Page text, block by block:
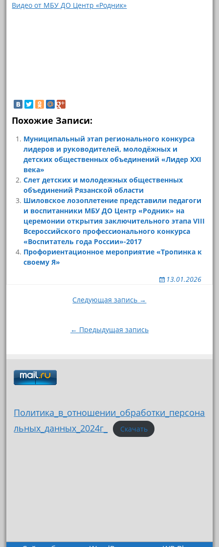
Видео от МБУ ДО Центр «Родник»
Похожие Записи:
Муниципальный этап регионального конкурса
лидеров и руководителей, молодёжных и
детских общественных объединений «Лидер XXI
века»
Слет детских и молодежных общественных
объединений Рязанской области
Шиловское лозоплетение представили педагоги
и воспитанники МБУ ДО Центр «Родник» на
церемонии открытия заключительного этапа VIII
Всероссийского профессионального конкурса
«Воспитатель года России»-2017
Профориентационное мероприятие «Тропинка к
своему Я»
13.01.2026
Следующая запись →
← Предыдущая запись
Политика_в_отношении_обработки_персона
льных_данных_2024г_
Скачать